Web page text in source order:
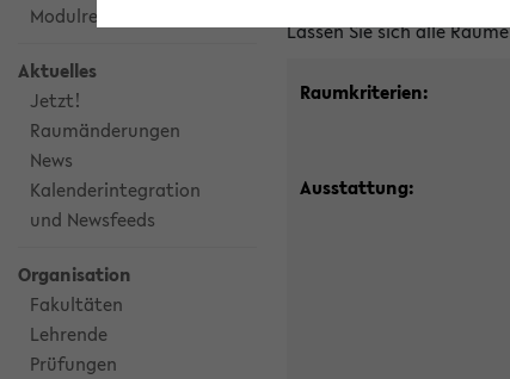
Modulrecherche
Aktuelles
Jetzt!
Raumänderungen
News
Kalenderintegration
und Newsfeeds
Organisation
Fakultäten
Lehrende
Prüfungen
Lassen Sie sich alle
Raumkriterien:
Ausstattung: